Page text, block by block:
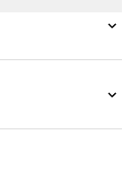
GG.